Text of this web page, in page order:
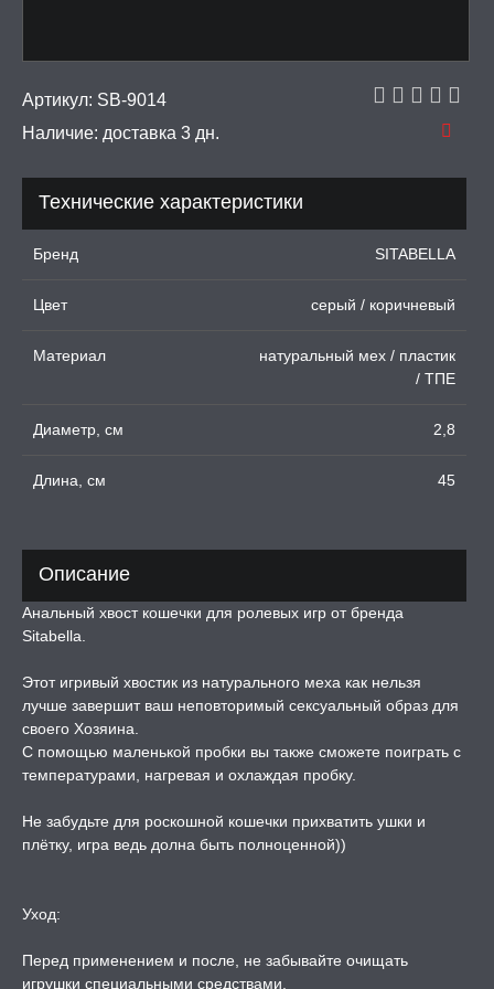
ИНТИМ-ГЕЛИ,
ДЛЯ
ФЕРОМОНЫ
КЕГЕЛЯ
ДЛЯ СЕКСА
ПОМПЫ
ПРИКОЛЫ,
УПАКОВКА
ЧАШИ И
ДЛЯ СЕКСА
КАРТА
Артикул: SB-9014
Наличие: доставка 3 дн.
Технические характеристики
Бренд SITABELLA
Цвет серый / коричневый
Материал
натуральный мех / пластик
/ ТПЕ
Диаметр, см 2,8
Длина, см 45
Описание
Анальный хвост кошечки для ролевых игр от бренда
Sitabella.
Этот игривый хвостик из натурального меха как нельзя
лучше завершит ваш неповторимый сексуальный образ для
своего Хозяина.
С помощью маленькой пробки вы также сможете поиграть с
температурами, нагревая и охлаждая пробку.
Не забудьте для роскошной кошечки прихватить ушки и
плётку, игра ведь долна быть полноценной))
Уход:
Перед применением и после, не забывайте очищать
игрушки специальными средствами.